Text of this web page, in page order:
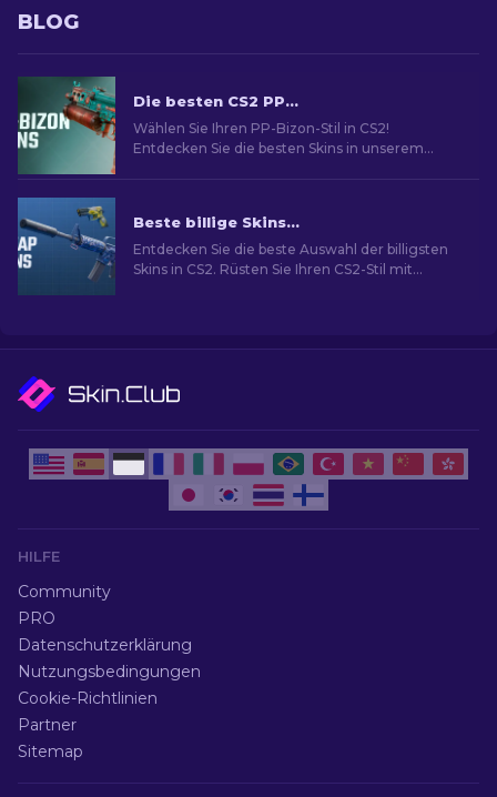
BLOG
Die besten CS2 PP-Bizon Skins [2026]
Wählen Sie Ihren PP-Bizon-Stil in CS2!
Entdecken Sie die besten Skins in unserem
Beste billige Skins in CS2 [2026]
Entdecken Sie die beste Auswahl der billigsten
Skins in CS2. Rüsten Sie Ihren CS2-Stil mit
HILFE
Community
PRO
Datenschutzerklärung
Nutzungsbedingungen
Cookie-Richtlinien
Partner
Sitemap